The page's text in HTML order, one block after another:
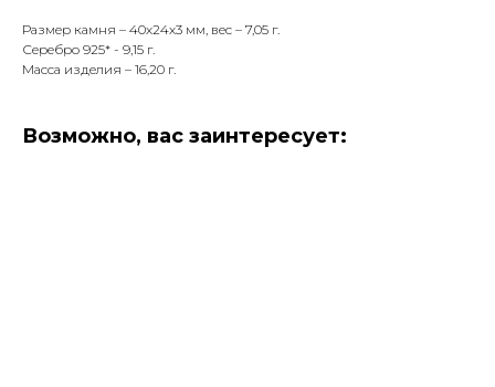
Размер камня – 40х24х3 мм, вес – 7,05 г.
Серебро 925* - 9,15 г.
Масса изделия – 16,20 г.
Возможно, вас заинтересует: